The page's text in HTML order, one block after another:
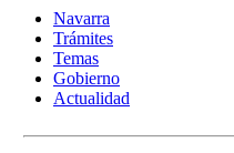
Navarra
Trámites
Temas
Gobierno
Actualidad